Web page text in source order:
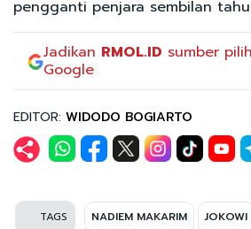
pengganti penjara sembilan
Jadikan RMOL.ID sumber
Google
EDITOR: WIDODO BOGIARTO
TAGS NADIEM MAKARIM JOKOWI